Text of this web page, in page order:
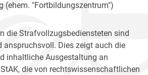
(ehem. "Fortbildungszentrum")
die Strafvollzugsbediensteten sind
anspruchsvoll. Dies zeigt auch die
inhaltliche Ausgestaltung an
die von rechtswissenschaftlichen